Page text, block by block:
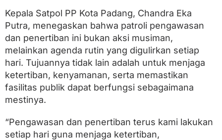
J
a
l
a
n
Kepala Satpol PP Kota Padang, Chandra Eka
Putra, menegaskan bahwa patroli pengawasan
dan penertiban ini bukan aksi musiman,
melainkan agenda rutin yang digulirkan setiap
hari. Tujuannya tidak lain adalah untuk menjaga
ketertiban, kenyamanan, serta memastikan
fasilitas publik dapat berfungsi sebagaimana
mestinya.
“Pengawasan dan penertiban terus kami lakukan
setiap hari guna menjaga ketertiban,